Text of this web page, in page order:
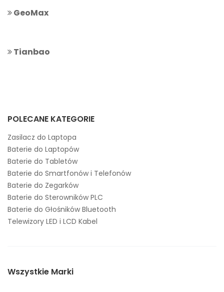
POLECANE KATEGORIE
Zasilacz do Laptopa
Baterie do Laptopów
Baterie do Tabletów
Baterie do Smartfonów i Telefonów
Baterie do Zegarków
Baterie do Sterowników PLC
Baterie do Głośników Bluetooth
Telewizory LED i LCD Kabel
Wszystkie Marki
GeoMax
Tianbao